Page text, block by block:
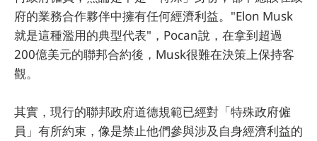
府的業務合作夥伴中擁有任何經濟利益。"Elon Musk
就是這種濫用的典型代表"，Pocan說，在拿到超過
200億美元的聯邦合約後，Musk很難在決策上保持客
觀。
其實，現行的聯邦政府道德規範已經對「特殊政府僱
員」有所約束，像是禁止他們參與涉及自身經濟利益的